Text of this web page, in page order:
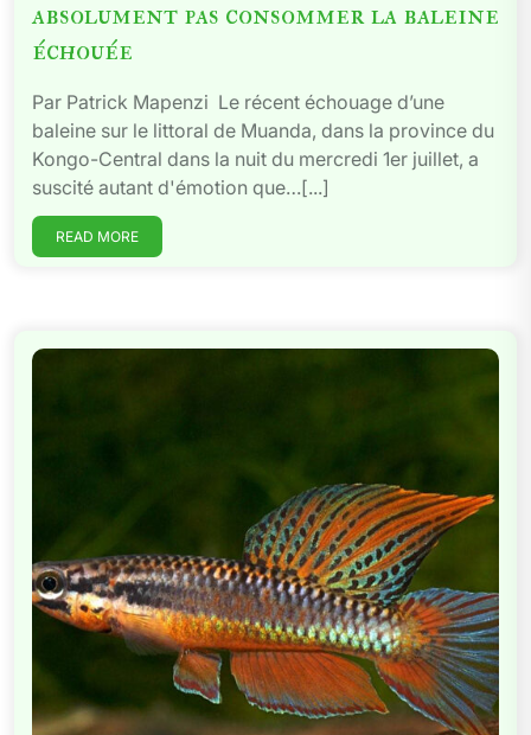
absolument pas consommer la baleine
échouée
Par Patrick Mapenzi Le récent échouage d’une
baleine sur le littoral de Muanda, dans la province du
Kongo-Central dans la nuit du mercredi 1er juillet, a
suscité autant d'émotion que…[...]
READ MORE